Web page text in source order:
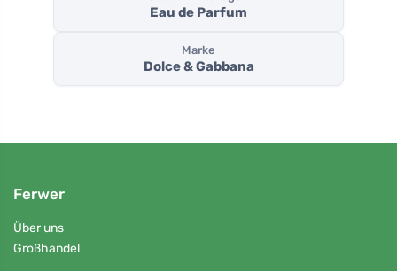
Eau de Parfum
Marke
Dolce & Gabbana
Ferwer
Über uns
Großhandel